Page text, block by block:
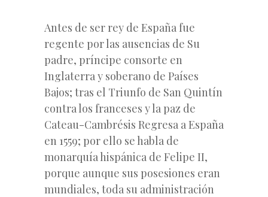
Antes de ser rey de España fue
regente por las ausencias de Su
padre, príncipe consorte en
Inglaterra y soberano de Países
Bajos; tras el Triunfo de San Quintín
contra los franceses y la paz de
Cateau-Cambrésis Regresa a España
en 1559; por ello se habla de
monarquía hispánica de Felipe II,
porque aunque sus posesiones eran
mundiales, toda su administración